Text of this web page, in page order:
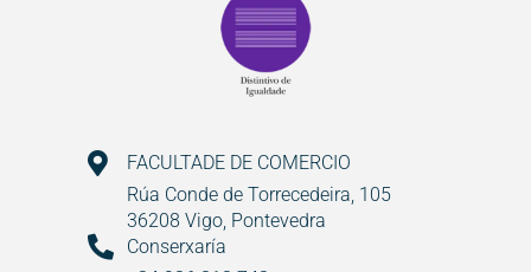
FACULTADE DE COMERCIO
Rúa Conde de Torrecedeira, 105
36208 Vigo, Pontevedra
Conserxaría